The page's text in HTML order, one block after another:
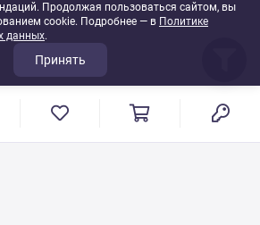
Продолжая пользоваться сайтом, вы
cookie. Подробнее — в Политике
данных.
Принять